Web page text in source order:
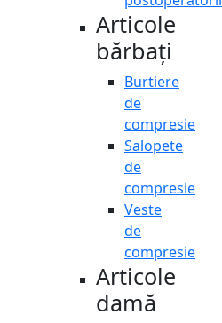
Articole
bărbați
Burtiere
de
compresie
Salopete
de
compresie
Veste
de
compresie
Articole
damă